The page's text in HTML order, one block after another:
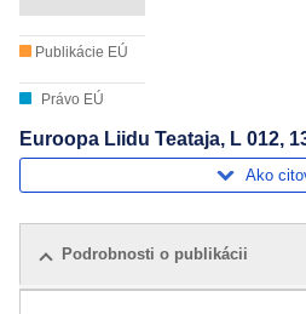
Publikácie EÚ
Právo EÚ
Euroopa Liidu Teataja, L 012,
Ako
Podrobnosti o publikácii